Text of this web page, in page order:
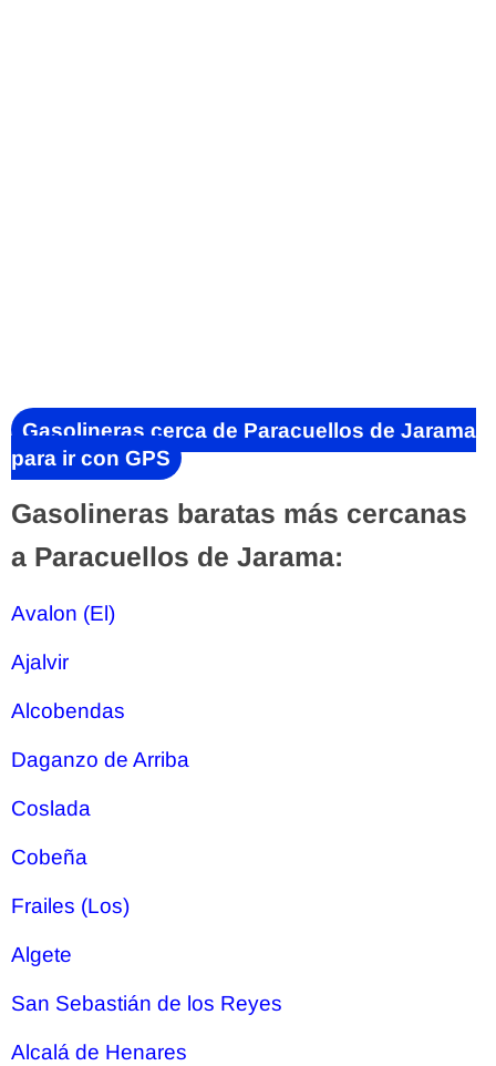
Gasolineras cerca de Paracuellos de Jarama
para ir con GPS
Gasolineras baratas más cercanas
a Paracuellos de Jarama:
Avalon (El)
Ajalvir
Alcobendas
Daganzo de Arriba
Coslada
Cobeña
Frailes (Los)
Algete
San Sebastián de los Reyes
Alcalá de Henares